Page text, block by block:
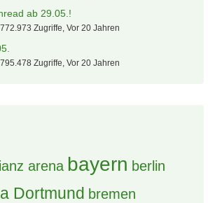
ab 29.05.!
Zugriffe, Vor 20 Jahren
Zugriffe, Vor 20 Jahren
arena bayern berlin
Dortmund bremen